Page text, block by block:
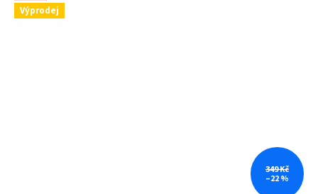
Výprodej
349 Kč
–22 %